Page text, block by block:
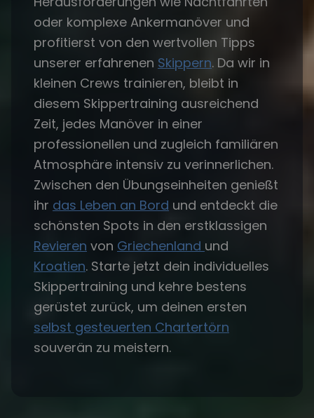
oder komplexe Ankermanöver und
profitierst von den wertvollen Tipps
unserer erfahrenen Skippern. Da wir in
kleinen Crews trainieren, bleibt in
diesem Skippertraining ausreichend
Zeit, jedes Manöver in einer
professionellen und zugleich familiären
Atmosphäre intensiv zu verinnerlichen.
Zwischen den Übungseinheiten genießt
ihr das Leben an Bord und entdeckt die
schönsten Spots in den erstklassigen
Revieren von Griechenland und
Kroatien. Starte jetzt dein individuelles
Skippertraining und kehre bestens
gerüstet zurück, um deinen ersten
selbst gesteuerten Chartertörn
souverän zu meistern.